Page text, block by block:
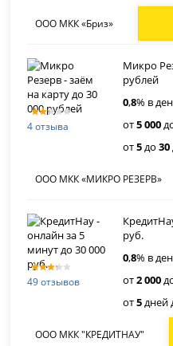
ООО МКК «Бриз»
4 отзыва
Микро
рублей
0,8% в
от5 000
от5до30
ООО МКК «МИКРО РЕЗЕРВ»
49 отзывов
руб.
0,8% в
от2 000
от5дней
ООО МКК "КРЕДИТНАУ"